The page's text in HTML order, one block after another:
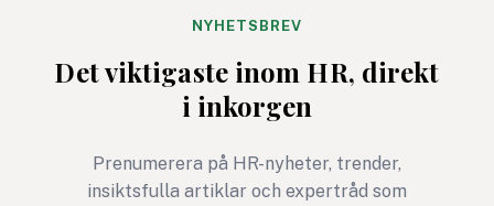
fem bästa tips för ett
säkrare sommarkontor.
NYHETSBREV
Det viktigaste inom HR, direkt
i inkorgen
Prenumerera på HR-nyheter, trender,
insiktsfulla artiklar och expertråd som